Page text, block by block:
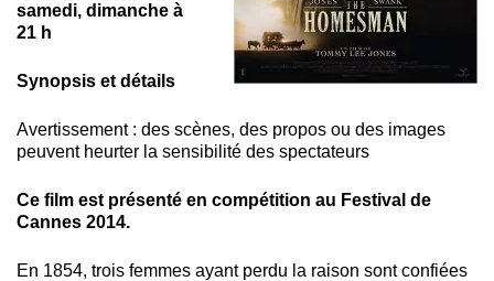
samedi, dimanche à
21 h
Synopsis et détails
Avertissement : des scènes, des propos ou des images
peuvent heurter la sensibilité des spectateurs
Ce film est présenté en compétition au Festival de
Cannes 2014.
En 1854, trois femmes ayant perdu la raison sont confiées